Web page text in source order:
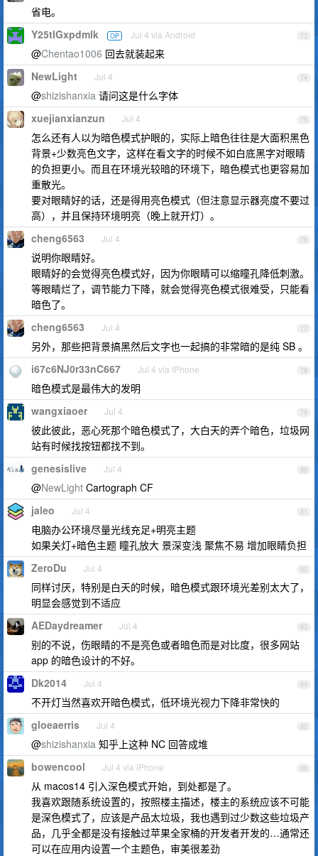
省电。
73
Y25tIGxpdmlk OP Jul 4 via Android
@Chentao1006 回去就装起来
74
NewLight Jul 4
@shizishanxia 请问这是什么字体
75
xuejianxianzun Jul 4
怎么还有人以为暗色模式护眼的，实际上暗色往往是大面积黑色
背景+少数亮色文字，这样在看文字的时候不如白底黑字对眼睛
的负担更小。而且在环境光较暗的环境下，暗色模式也更容易加
重散光。
要对眼睛好的话，还是得用亮色模式（但注意显示器亮度不要过
高），并且保持环境明亮（晚上就开灯）。
76
cheng6563 Jul 4
说明你眼睛好。
眼睛好的会觉得亮色模式好，因为你眼睛可以缩瞳孔降低刺激。
等眼睛烂了，调节能力下降，就会觉得亮色模式很难受，只能看
暗色了。
77
cheng6563 Jul 4
另外，那些把背景搞黑然后文字也一起搞的非常暗的是纯 SB 。
78
i67c6NJ0r33nC667 Jul 4 via iPhone
暗色模式是最伟大的发明
79
wangxiaoer Jul 4
彼此彼此，恶心死那个暗色模式了，大白天的弄个暗色，垃圾网
站有时候找按钮都找不到。
80
genesislive Jul 4
@NewLight Cartograph CF
81
jaleo Jul 4
电脑办公环境尽量光线充足+明亮主题
如果关灯+暗色主题 瞳孔放大 景深变浅 聚焦不易 增加眼睛负担
82
ZeroDu Jul 4
同样讨厌，特别是白天的时候，暗色模式跟环境光差别太大了，
明显会感觉到不适应
83
AEDaydreamer Jul 4
别的不说，伤眼睛的不是亮色或者暗色而是对比度，很多网站
app 的暗色设计的不好。
84
Dk2014 Jul 4
不开灯当然喜欢开暗色模式，低环境光视力下降非常快的
85
gloeaerris Jul 4
@shizishanxia 知乎上这种 NC 回答成堆
86
bowencool Jul 4 via iPhone
从 macos14 引入深色模式开始，到处都是了。
我喜欢跟随系统设置的，按照楼主描述，楼主的系统应该不可能
是深色模式了，应该是产品太垃圾，我也遇到过少数这些垃圾产
品，几乎全都是没有接触过苹果全家桶的开发者开发的…通常还
可以在应用内设置一个主题色，审美很差劲